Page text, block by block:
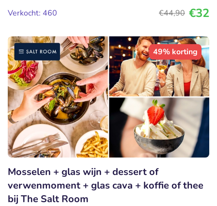
Verkocht: 460
€44,90 €32
49% korting
Mosselen + glas wijn + dessert of
verwenmoment + glas cava + koffie of thee
bij The Salt Room